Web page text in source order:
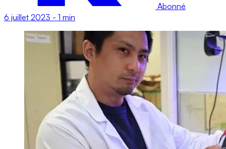
Abonné
6 juillet 2023 - 1 min